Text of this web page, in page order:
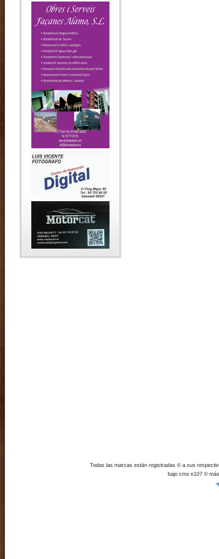
Todas las marcas están registradas © a sus
bajo cms e107 ©